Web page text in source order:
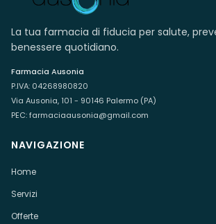
La tua farmacia di fiducia per salute,
benessere quotidiano.
Farmacia Ausonia
P.IVA: 04268980820
Via Ausonia, 101 - 90146 Palermo (PA)
PEC:farmaciaausonia@gmail.com
NAVIGAZIONE
Home
Servizi
Offerte